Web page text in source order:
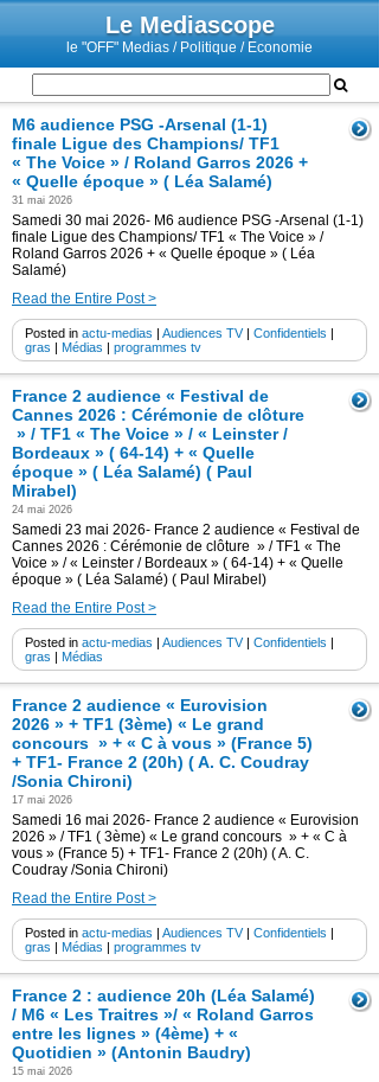
Le Mediascope
le "OFF" Medias / Politique / Economie
M6 audience PSG -Arsenal (1-1)
finale Ligue des Champions/ TF1
« The Voice » / Roland Garros 2026 +
« Quelle époque » ( Léa Salamé)
31 mai 2026
Samedi 30 mai 2026- M6 audience PSG -Arsenal (1-1)
finale Ligue des Champions/ TF1 « The Voice » /
Roland Garros 2026 + « Quelle époque » ( Léa
Salamé)
Read the Entire Post >
Posted in actu-medias | Audiences TV| Confidentiels |
gras | Médias | programmes tv
France 2 audience « Festival de
Cannes 2026 : Cérémonie de clôture
» / TF1 « The Voice » / « Leinster /
Bordeaux » ( 64-14) + « Quelle
époque » ( Léa Salamé) ( Paul
Mirabel)
24 mai 2026
Samedi 23 mai 2026- France 2 audience « Festival de
Cannes 2026 : Cérémonie de clôture » / TF1 « The
Voice » / « Leinster / Bordeaux » ( 64-14) + « Quelle
époque » ( Léa Salamé) ( Paul Mirabel)
Read the Entire Post >
Posted in actu-medias | Audiences TV| Confidentiels |
gras | Médias
France 2 audience « Eurovision
2026 » + TF1 (3ème) « Le grand
concours » + « C à vous » (France 5)
+ TF1- France 2 (20h) ( A. C. Coudray
/Sonia Chironi)
17 mai 2026
Samedi 16 mai 2026- France 2 audience « Eurovision
2026 » / TF1 ( 3ème) « Le grand concours » + « C à
vous » (France 5) + TF1- France 2 (20h) ( A. C.
Coudray /Sonia Chironi)
Read the Entire Post >
Posted in actu-medias | Audiences TV| Confidentiels |
gras | Médias | programmes tv
France 2 : audience 20h (Léa Salamé)
/ M6 « Les Traitres »/ « Roland Garros
entre les lignes » (4ème) + «
Quotidien » (Antonin Baudry)
15 mai 2026